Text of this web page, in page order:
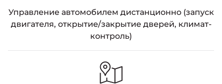
Управление автомобилем дистанционно (запуск
двигателя, открытие/закрытие дверей, климат-
контроль)